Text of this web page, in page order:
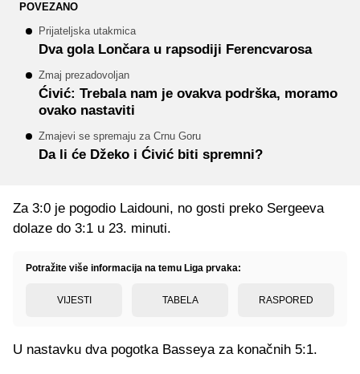
POVEZANO
Prijateljska utakmica
Dva gola Lončara u rapsodiji Ferencvarosa
Zmaj prezadovoljan
Ćivić: Trebala nam je ovakva podrška, moramo
ovako nastaviti
Zmajevi se spremaju za Crnu Goru
Da li će Džeko i Ćivić biti spremni?
Za 3:0 je pogodio Laidouni, no gosti preko Sergeeva
dolaze do 3:1 u 23. minuti.
Potražite više informacija na temu Liga prvaka:
VIJESTI TABELA RASPORED
U nastavku dva pogotka Basseya za konačnih 5:1.